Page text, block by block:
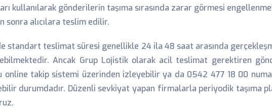
kullanılarak gönderilerin taşıma sırasında zarar görmesi
alıcılara teslim edilir.
standart teslimat süresi genellikle 24 ila 48 saat arasında
Ancak Grup Lojistik olarak acil teslimat gerektiren
takip sistemi üzerinden izleyebilir ya da 0542 477 18 00
durumdadır. Düzenli sevkiyat yapan firmalarla periyodik taşıma